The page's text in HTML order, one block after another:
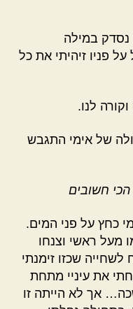
נסדק במילה
פניו זיהיתי את כל
לנו.
של אימי התגבש
חשובים
כחץ על פני המים.
מעל ראשי וצנחו
שכזו זימנתי
את עיניי מתחת
אך לא הייתה זו